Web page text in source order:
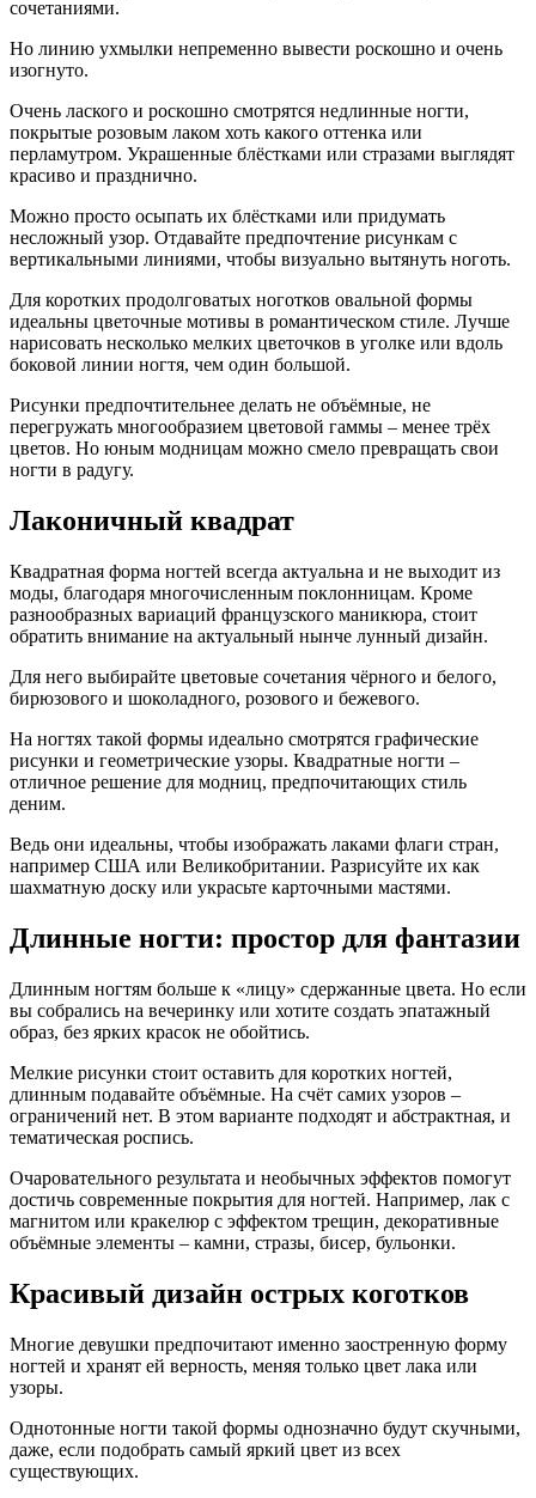
сочетаниями.
Но линию ухмылки непременно вывести роскошно и очень
изогнуто.
Очень лаского и роскошно смотрятся недлинные ногти,
покрытые розовым лаком хоть какого оттенка или
перламутром. Украшенные блёстками или стразами выглядят
красиво и празднично.
Можно просто осыпать их блёстками или придумать
несложный узор. Отдавайте предпочтение рисункам с
вертикальными линиями, чтобы визуально вытянуть ноготь.
Для коротких продолговатых ноготков овальной формы
идеальны цветочные мотивы в романтическом стиле. Лучше
нарисовать несколько мелких цветочков в уголке или вдоль
боковой линии ногтя, чем один большой.
Рисунки предпочтительнее делать не объёмные, не
перегружать многообразием цветовой гаммы – менее трёх
цветов. Но юным модницам можно смело превращать свои
ногти в радугу.
Лаконичный квадрат
Квадратная форма ногтей всегда актуальна и не выходит из
моды, благодаря многочисленным поклонницам. Кроме
разнообразных вариаций французского маникюра, стоит
обратить внимание на актуальный нынче лунный дизайн.
Для него выбирайте цветовые сочетания чёрного и белого,
бирюзового и шоколадного, розового и бежевого.
На ногтях такой формы идеально смотрятся графические
рисунки и геометрические узоры. Квадратные ногти –
отличное решение для модниц, предпочитающих стиль
деним.
Ведь они идеальны, чтобы изображать лаками флаги стран,
например США или Великобритании. Разрисуйте их как
шахматную доску или украсьте карточными мастями.
Длинные ногти: простор для фантазии
Длинным ногтям больше к «лицу» сдержанные цвета. Но если
вы собрались на вечеринку или хотите создать эпатажный
образ, без ярких красок не обойтись.
Мелкие рисунки стоит оставить для коротких ногтей,
длинным подавайте объёмные. На счёт самих узоров –
ограничений нет. В этом варианте подходят и абстрактная, и
тематическая роспись.
Очаровательного результата и необычных эффектов помогут
достичь современные покрытия для ногтей. Например, лак с
магнитом или кракелюр с эффектом трещин, декоративные
объёмные элементы – камни, стразы, бисер, бульонки.
Красивый дизайн острых коготков
Многие девушки предпочитают именно заостренную форму
ногтей и хранят ей верность, меняя только цвет лака или
узоры.
Однотонные ногти такой формы однозначно будут скучными,
даже, если подобрать самый яркий цвет из всех
существующих.